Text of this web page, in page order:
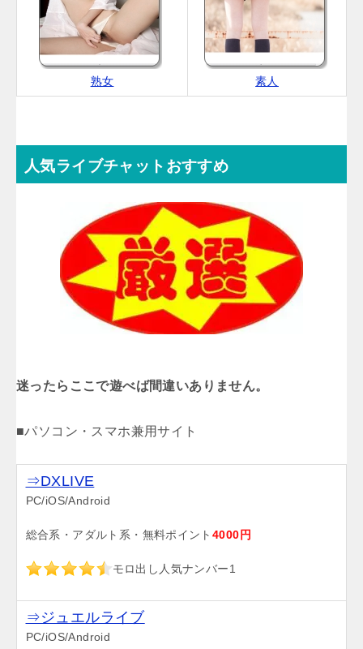
熟女 素人
人気ライブチャットおすすめ
迷ったらここで遊べば間違いありません。
■パソコン・スマホ兼用サイト
⇒DXLIVE
PC/iOS/Android
総合系・アダルト系・無料ポイント 4000円
モロ出し人気ナンバー1
⇒ジュエルライブ
PC/iOS/Android